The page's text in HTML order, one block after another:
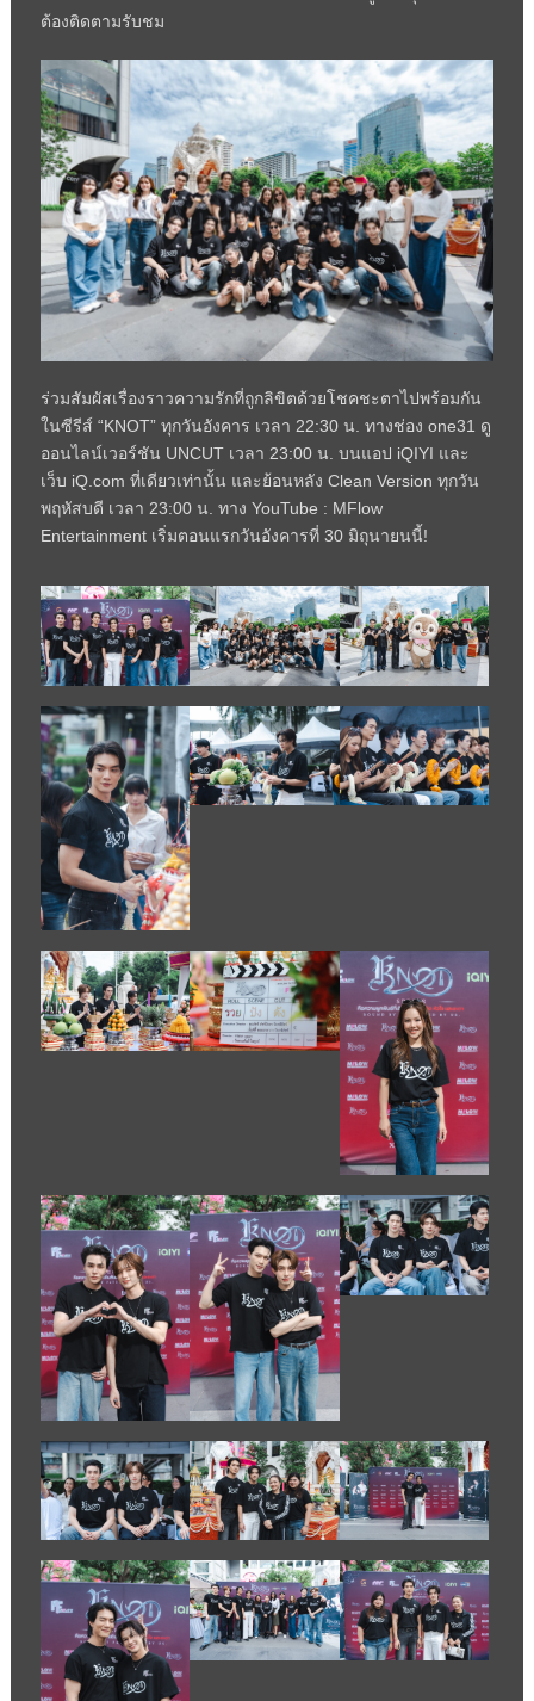
ต้องติดตามรับชม
ร่วมสัมผัสเรื่องราวความรักที่ถูกลิขิตด้วยโชคชะตาไปพร้อมกัน
ในซีรีส์ “KNOT” ทุกวันอังคาร เวลา 22:30 น. ทางช่อง one31 ดู
ออนไลน์เวอร์ชัน UNCUT เวลา 23:00 น. บนแอป iQIYI และ
เว็บ iQ.com ที่เดียวเท่านั้น และย้อนหลัง Clean Version ทุกวัน
พฤหัสบดี เวลา 23:00 น. ทาง YouTube : MFlow
Entertainment เริ่มตอนแรกวันอังคารที่ 30 มิถุนายนนี้!